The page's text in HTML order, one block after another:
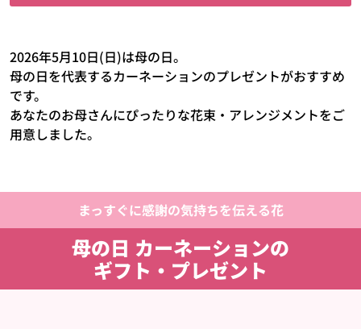
2026年5月10日(日)は母の日。
母の日を代表するカーネーションのプレゼントがおすすめ
です。
あなたのお母さんにぴったりな花束・アレンジメントをご
用意しました。
まっすぐに感謝の気持ちを伝える花
母の日 カーネーションの
ギフト・プレゼント